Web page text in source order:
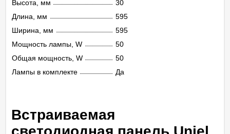
Высота, мм
30
Длина, мм
595
Ширина, мм
595
Мощность лампы, W
50
Общая мощность, W
50
Лампы в комплекте
Да
Встраиваемая